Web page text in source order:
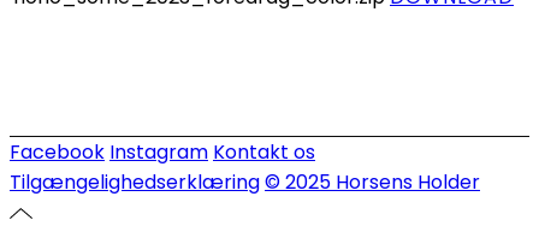
Facebook Instagram Kontakt os
Tilgængelighedserklæring© 2025 Horsens Holder